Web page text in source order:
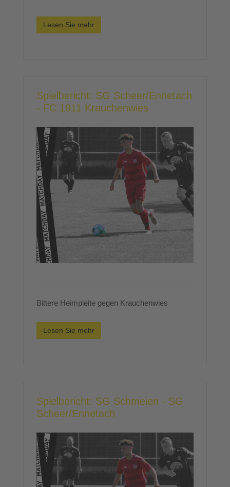
Lesen Sie mehr
Spielbericht: SG Scheer/Ennetach
- FC 1911 Krauchenwies
Bittere Heimpleite gegen Krauchenwies
Lesen Sie mehr
Spielbericht: SG Schmeien - SG
Scheer/Ennetach